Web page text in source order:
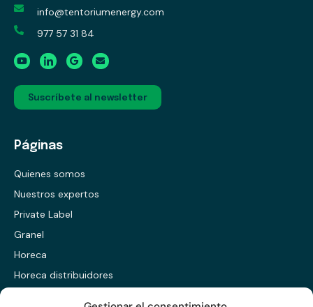
info@tentoriumenergy.com
977 57 31 84
Suscríbete al newsletter
Páginas
Quienes somos
Nuestros expertos
Private Label
Granel
Horeca
Horeca distribuidores